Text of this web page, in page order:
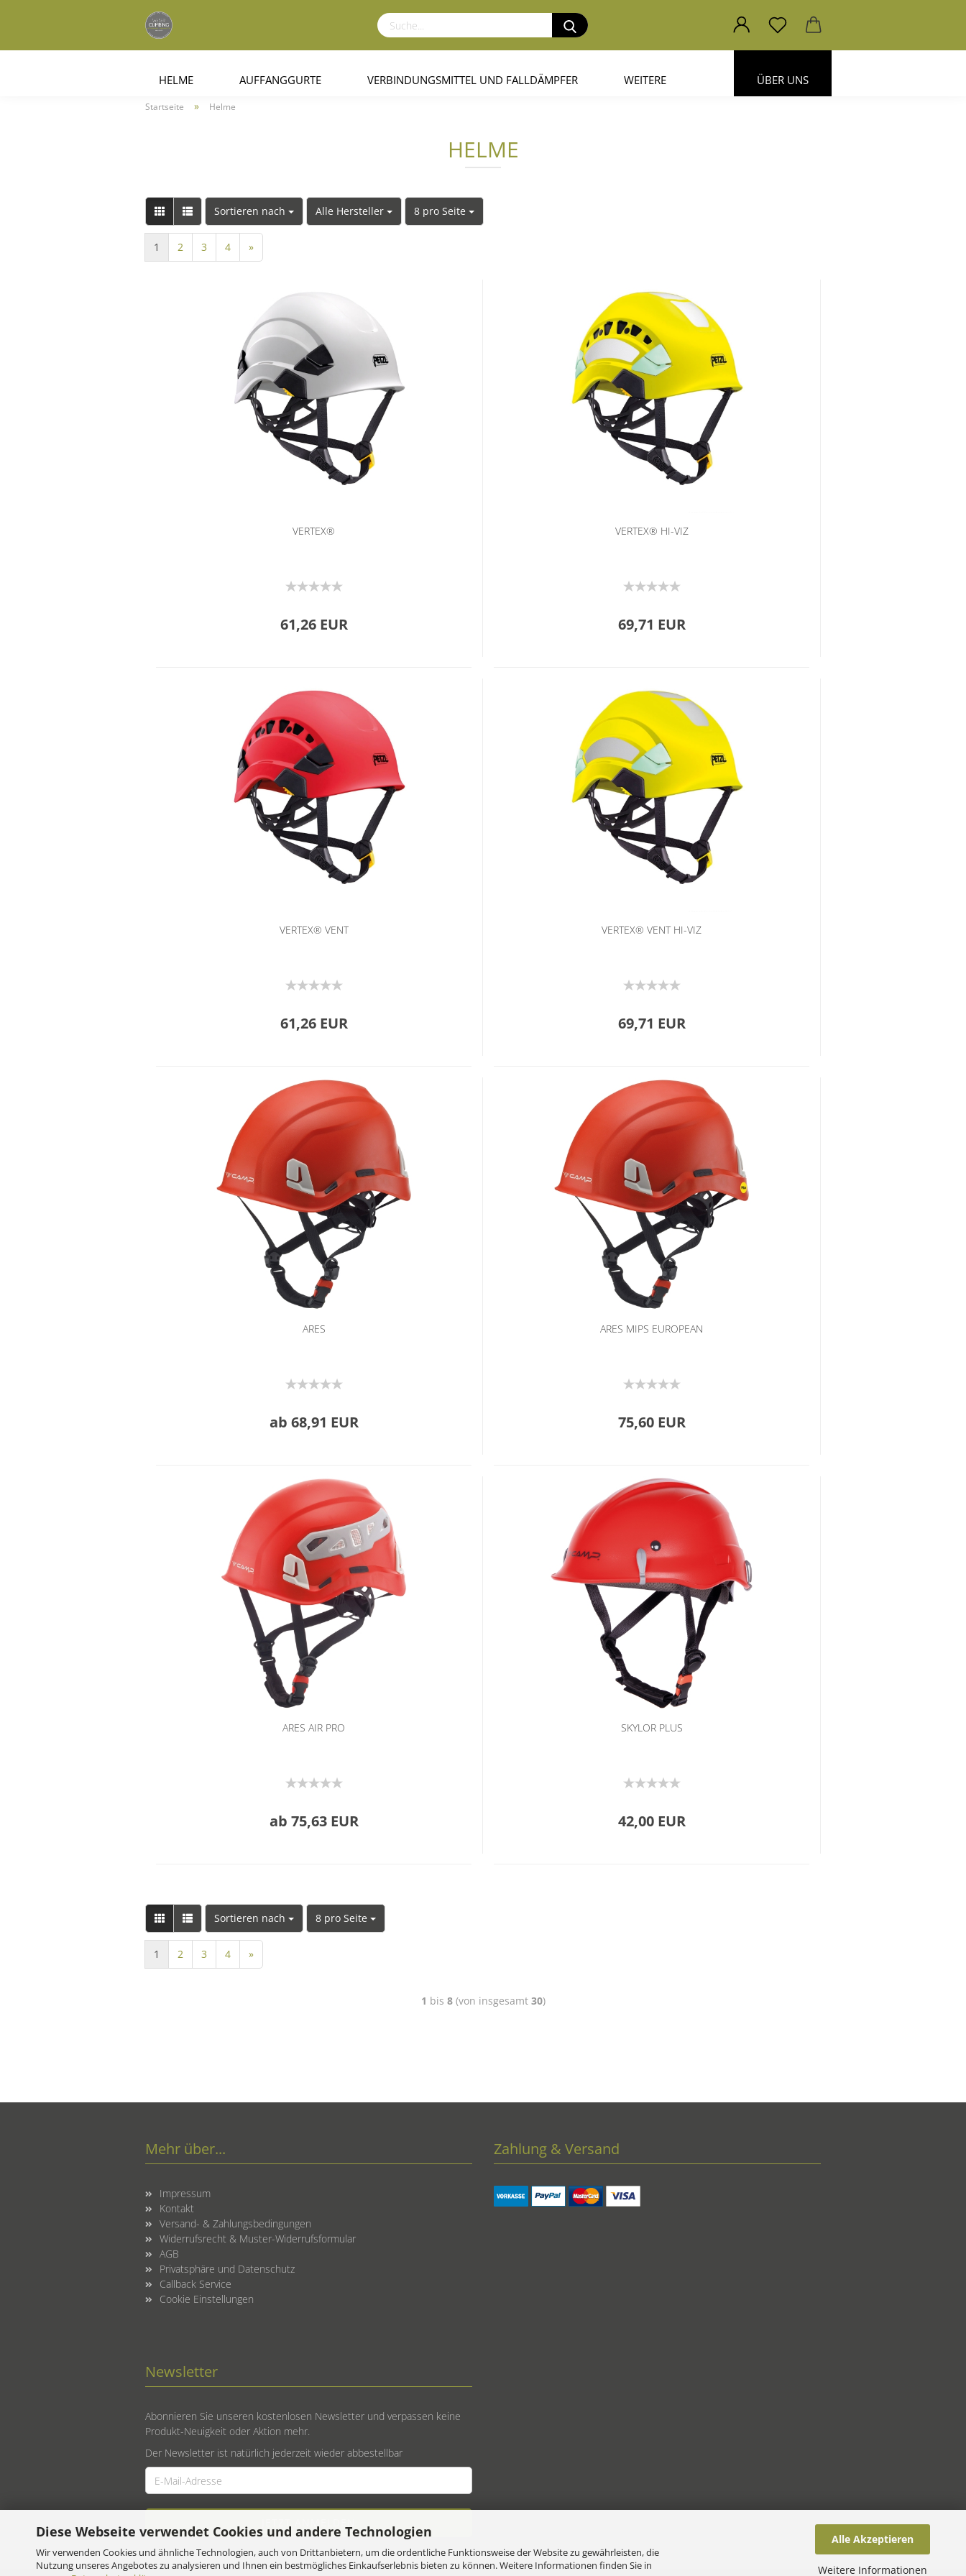
Diese Webseite verwendet Cookies und andere Technologien
Wir verwenden Cookies und ähnliche Technologien, auch von Drittanbietern, um die ordentliche Funktionsweise der Website zu gewährleisten, die
Nutzung unseres Angebotes zu analysieren und Ihnen ein bestmögliches Einkaufserlebnis bieten zu können. Weitere Informationen finden Sie in
Alle Akzeptieren
Weitere Informationen
HELME AUFFANGGURTE VERBINDUNGSMITTEL UND FALLDÄMPFER ÜBER UNS
WEITERE
Startseite » Helme
HELME
Sortieren nach Alle Hersteller 8 pro Seite
1 2 3 4 »
VERTEX®
61,26 EUR
VERTEX® HI-VIZ
69,71 EUR
VERTEX® VENT
61,26 EUR
VERTEX® VENT HI-VIZ
69,71 EUR
ARES
ab 68,91 EUR
ARES MIPS EUROPEAN
75,60 EUR
ARES AIR PRO
ab 75,63 EUR
SKYLOR PLUS
42,00 EUR
Sortieren nach 8 pro Seite
1 2 3 4 »
1 bis 8(von insgesamt 30)
Mehr über...
Impressum
Kontakt
Versand- & Zahlungsbedingungen
Widerrufsrecht & Muster-Widerrufsformular
AGB
Privatsphäre und Datenschutz
Callback Service
Cookie Einstellungen
Zahlung & Versand
Newsletter
Abonnieren Sie unseren kostenlosen Newsletter und verpassen keine
Produkt-Neuigkeit oder Aktion mehr.
Der Newsletter ist natürlich jederzeit wieder abbestellbar